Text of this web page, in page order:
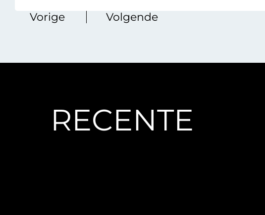
‏‏‎ ‎‏‏‎ ‎‏‏‎ ‎‏‏‎ ‎‏‏‎ ‎Vorige Volgende
RECENTE